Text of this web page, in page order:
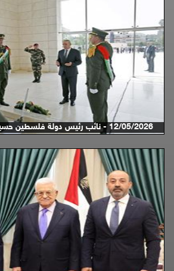
12/05/2026 - نائب رئيس دولة فلسطين حسين الشيخ يضع اكل ...